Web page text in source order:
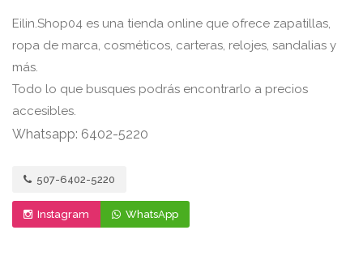
Eilin.Shop04 es una tienda online que ofrece zapatillas,
ropa de marca, cosméticos, carteras, relojes, sandalias y
más.
Todo lo que busques podrás encontrarlo a precios
accesibles.
Whatsapp: 6402-5220
507-6402-5220
Instagram WhatsApp